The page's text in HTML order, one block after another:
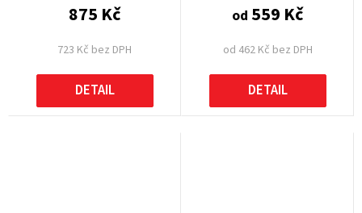
723 Kč bez DPH
875 Kč
DETAIL
od 462 Kč bez DPH
od 559 Kč
DETAIL